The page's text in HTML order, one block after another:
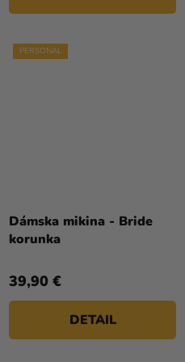
PERSONAL
Dámska mikina - Bride
korunka
39,90 €
DETAIL